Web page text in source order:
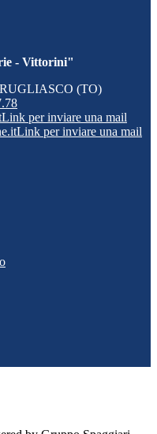
- Vittorini"
(TO)
Link per inviare una mail
Link per inviare una mail